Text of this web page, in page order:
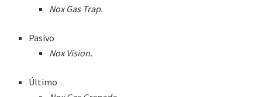
Nox Gas Trap.
Pasivo
Nox Vision.
Último